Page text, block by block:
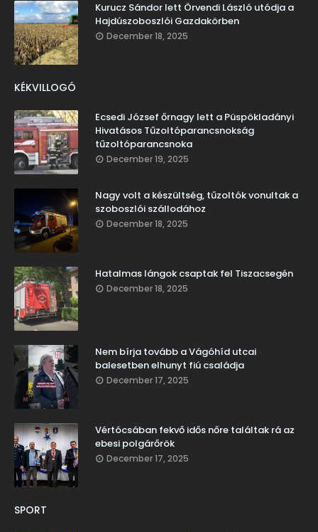
Kurucz Sándor lett Örvendi László utódja a
Hajdúszoboszlói Gazdakörben
December 18, 2025
KÉKVILLOGÓ
Ecsedi József őrnagy lett a Püspökladányi
Hivatásos Tűzoltóparancsnokság
tűzoltóparancsnoka
December 19, 2025
Nagy volt a készültség, tűzoltók vonultak a
szoboszlói szállodához
December 18, 2025
Hatalmas lángok csaptak fel Tiszacsegén
December 18, 2025
Nem bírja tovább a Vágóhíd utcai
balesetben elhunyt fiú családja
December 17, 2025
Vértócsában fekvő idős nőre találtak rá az
ebesi polgárőrök
December 17, 2025
SPORT